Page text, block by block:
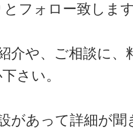
フォロー致しま
介や、ご相談に
さい。
があって詳細が